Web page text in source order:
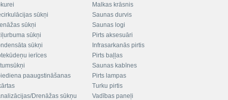
sūkņi
sūkņi
sūkņi
sūkņi
ierīces
paaugstināšanas
Drenāžas sūkņu
Malkas krāsnis
Saunas durvis
Saunas logi
Pirts aksesuāri
Infrasarkanās pirtis
Pirts baļļas
Saunas kabīnes
Pirts lampas
Turku pirtis
Vadības paneļi